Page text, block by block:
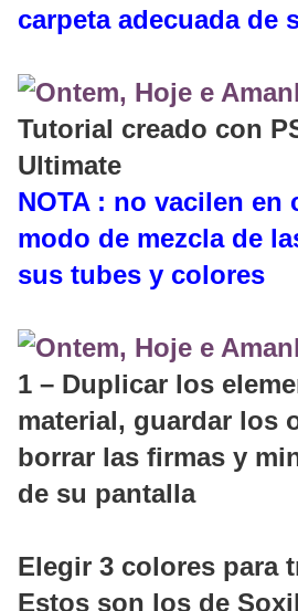
carpeta adecuada de
Tutorial creado con
Ultimate
NOTA : no vacilen en
modo de mezcla de
sus tubes y colores
1 – Duplicar los
material, guardar los
borrar las firmas y
de su pantalla
Elegir 3 colores para
Estos son los de